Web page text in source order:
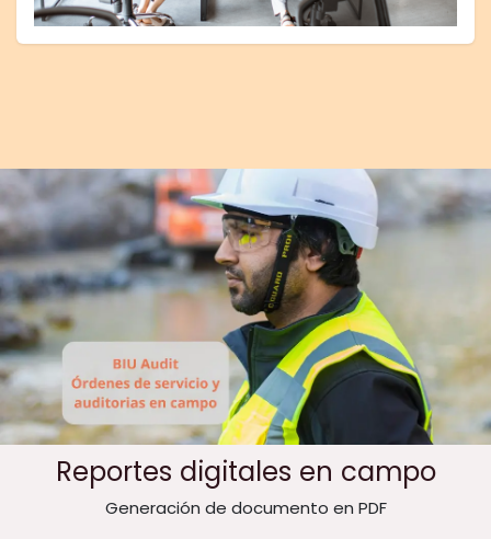
Reportes digitales en campo
Generación de documento en PDF